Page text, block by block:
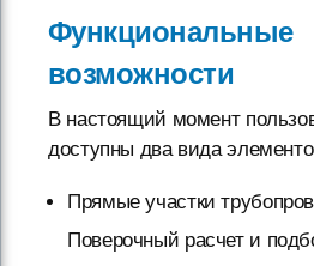
Функциональные
возможности
В настоящий момент
доступны два вида
Прямые участки
Поверочный расчет и